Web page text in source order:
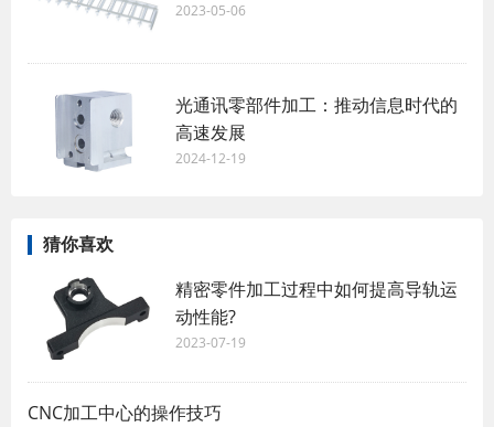
2023-05-06
光通讯零部件加工：推动信息时代的
高速发展
2024-12-19
猜你喜欢
精密零件加工过程中如何提高导轨运
动性能?
2023-07-19
CNC加工中心的操作技巧